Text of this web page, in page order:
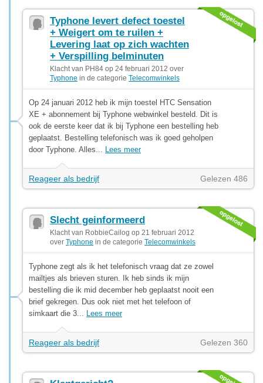
Typhone levert defect toestel
+ Weigert om te ruilen +
Levering laat op zich wachten
+ Verspilling belminuten
Klacht van PH84 op 24 februari 2012 over
Typhone in de categorie Telecomwinkels
Op 24 januari 2012 heb ik mijn toestel HTC Sensation
XE + abonnement bij Typhone webwinkel besteld. Dit is
ook de eerste keer dat ik bij Typhone een bestelling heb
geplaatst. Bestelling telefonisch was ik goed geholpen
door Typhone. Alles... Lees meer
Reageer als bedrijf Gelezen 486
Slecht geinformeerd
Klacht van RobbieCailog op 21 februari 2012
over Typhone in de categorie Telecomwinkels
Typhone zegt als ik het telefonisch vraag dat ze zowel
mailtjes als brieven sturen. Ik heb sinds ik mijn
bestelling die ik mid december heb geplaatst nooit een
brief gekregen. Dus ook niet met het telefoon of
simkaart die 3... Lees meer
Reageer als bedrijf Gelezen 360